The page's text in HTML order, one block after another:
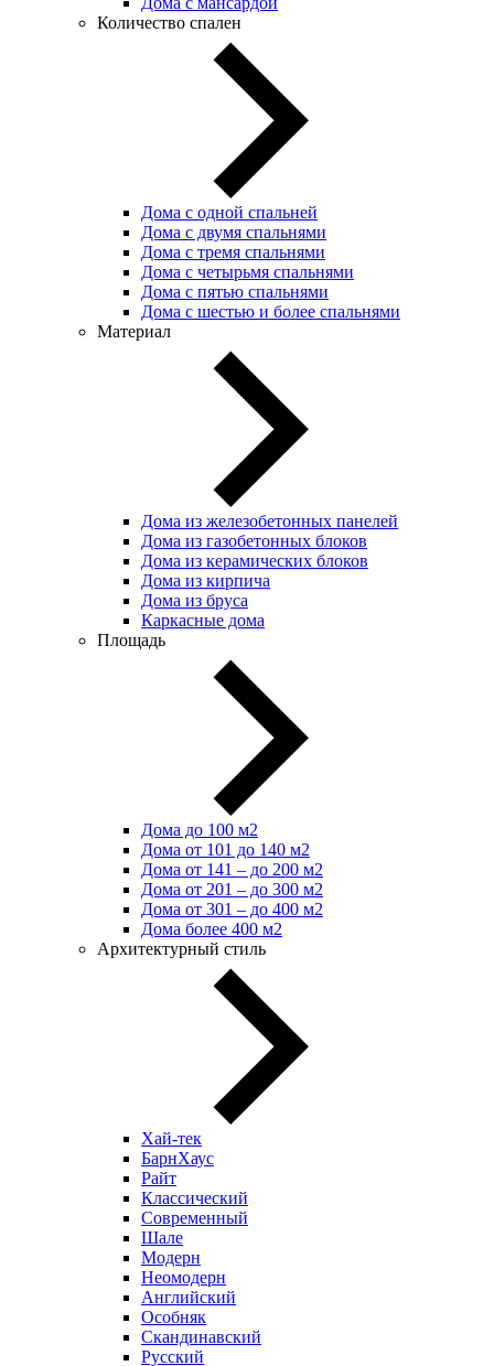
Количество спален
Дома с одной спальней
Дома с двумя спальнями
Дома с тремя спальнями
Дома с четырьмя спальнями
Дома с пятью спальнями
Дома с шестью и более спальнями
Материал
Дома из железобетонных панелей
Дома из газобетонных блоков
Дома из керамических блоков
Дома из кирпича
Дома из бруса
Каркасные дома
Площадь
Дома до 100 м2
Дома от 101 до 140 м2
Дома от 141 – до 200 м2
Дома от 201 – до 300 м2
Дома от 301 – до 400 м2
Дома более 400 м2
Архитектурный стиль
Хай-тек
БарнХаус
Райт
Классический
Современный
Шале
Модерн
Неомодерн
Английский
Особняк
Скандинавский
Русский